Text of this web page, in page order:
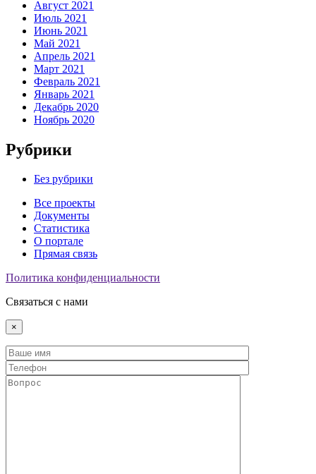
Август 2021
Июль 2021
Июнь 2021
Май 2021
Апрель 2021
Март 2021
Февраль 2021
Январь 2021
Декабрь 2020
Ноябрь 2020
Рубрики
Без рубрики
Все проекты
Документы
Статистика
О портале
Прямая связь
Политика конфиденциальности
Связаться с нами
×